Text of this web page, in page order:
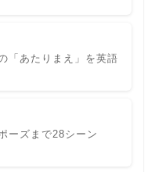
「あたりまえ」を英語
ーズまで28シーン